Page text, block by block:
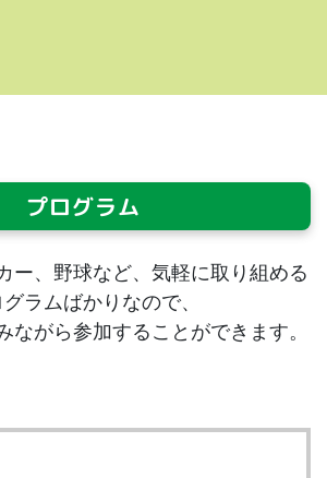
プログラム
ー、野球など、気軽に取り組める
ラムばかりなので、
ながら参加することができます。